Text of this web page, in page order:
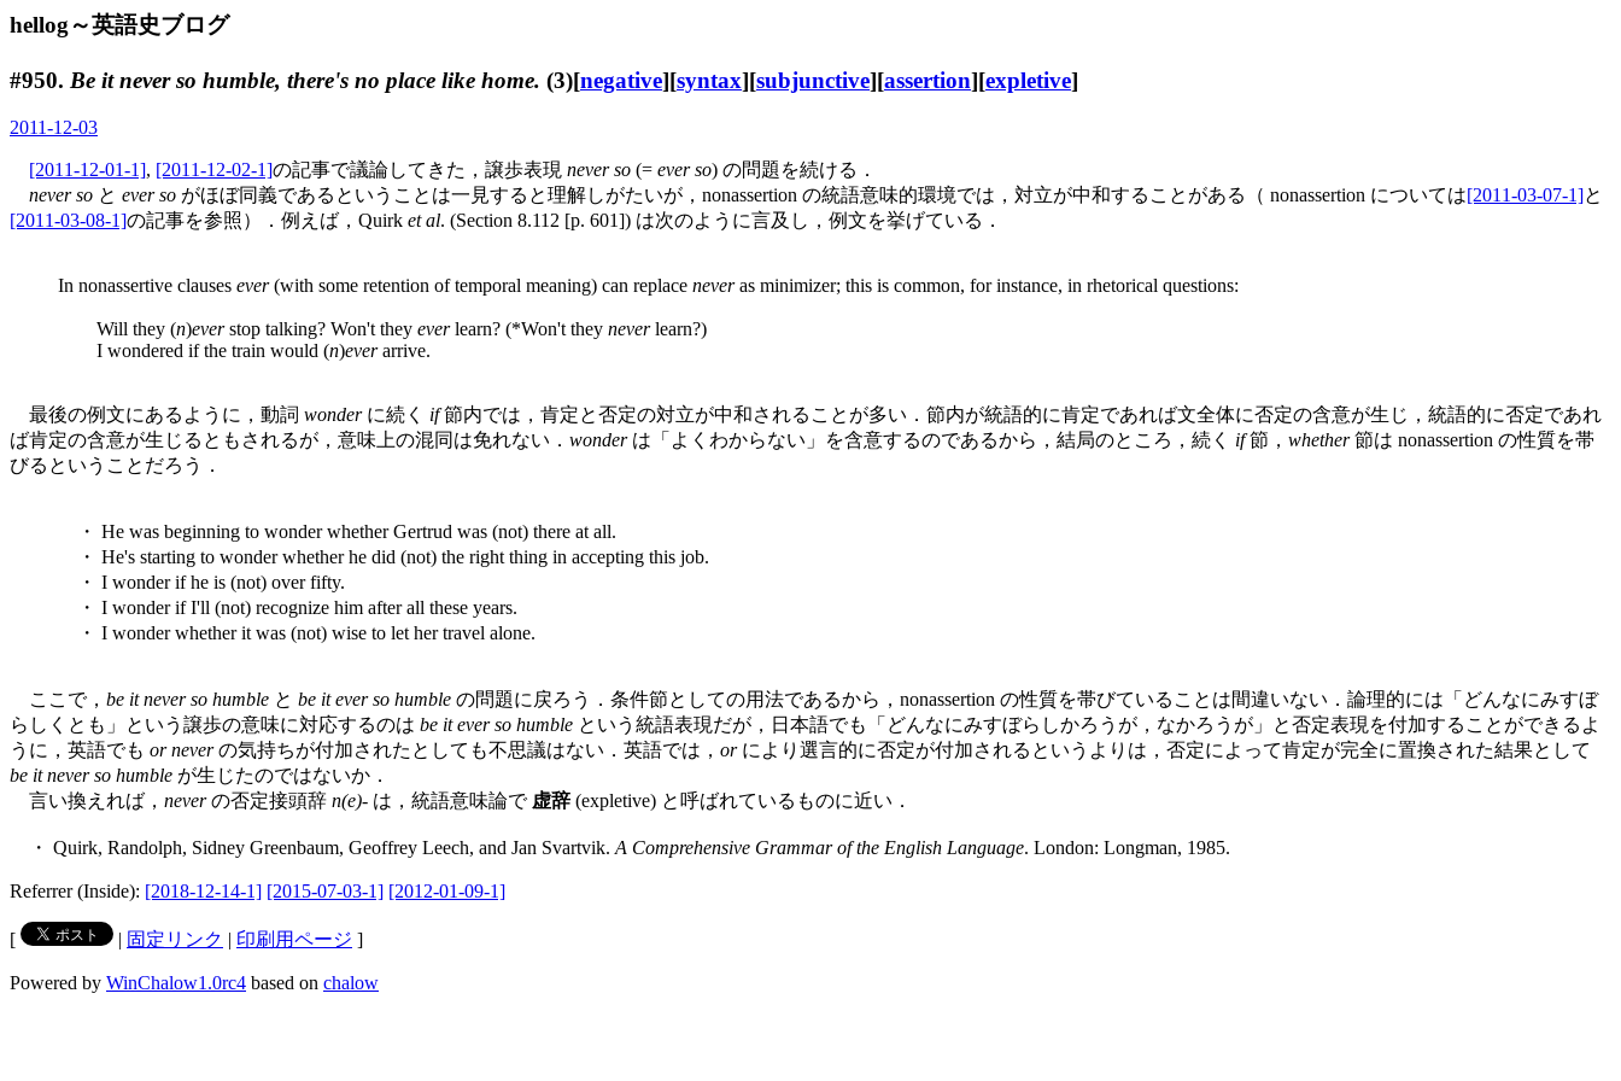
hellog～英語史ブログ
#950. Be it never so humble, there's no place like home. (3)[negative][syntax][subjunctive][assertion][expletive]
2011-12-03
[2011-12-01-1], [2011-12-02-1]の記事で議論してきた，譲歩表現 never so (= ever so) の問題を続ける．
never so と ever so がほぼ同義であるということは一見すると理解しがたいが，nonassertion の統語意味的環境では，対立が中和することがある（ nonassertion については[2011-03-07-1]と
[2011-03-08-1]の記事を参照）．例えば，Quirk et al. (Section 8.112 [p. 601]) は次のように言及し，例文を挙げている．
In nonassertive clauses ever(with some retention of temporal meaning) can replace neveras minimizer; this is common, for instance, in rhetorical questions:
Will they (n)everstop talking? Won't they everlearn? (*Won't they neverlearn?)
I wondered if the train would (n)everarrive.
最後の例文にあるように，動詞 wonderに続く if節内では，肯定と否定の対立が中和されることが多い．節内が統語的に肯定であれば文全体に否定の含意が生じ，統語的に否定であれ
ば肯定の含意が生じるともされるが，意味上の混同は免れない． wonderは「よくわからない」を含意するのであるから，結局のところ，続く if節， whether節は nonassertion の性質を帯
びるということだろう．
・ He was beginning to wonder whether Gertrud was (not) there at all.
・ He's starting to wonder whether he did (not) the right thing in accepting this job.
・ I wonder if he is (not) over fifty.
・ I wonder if I'll (not) recognize him after all these years.
・ I wonder whether it was (not) wise to let her travel alone.
ここで， be it never so humble と be it ever so humble の問題に戻ろう．条件節としての用法であるから，nonassertion の性質を帯びていることは間違いない．論理的には「どんなにみすぼ
らしくとも」という譲歩の意味に対応するのは be it ever so humble という統語表現だが，日本語でも「どんなにみすぼらしかろうが，なかろうが」と否定表現を付加することができるよ
うに，英語でも or neverの気持ちが付加されたとしても不思議はない．英語では， orにより選言的に否定が付加されるというよりは，否定によって肯定が完全に置換された結果として
be it never so humble が生じたのではないか．
言い換えれば， neverの否定接頭辞 n(e)- は，統語意味論で 虚辞 (expletive) と呼ばれているものに近い．
・ Quirk, Randolph, Sidney Greenbaum, Geoffrey Leech, and Jan Svartvik. A Comprehensive Grammar of the English Language. London: Longman, 1985.
Referrer (Inside): [2018-12-14-1] [2015-07-03-1] [2012-01-09-1]
[ | 固定リンク | 印刷用ページ ]
Powered by WinChalow1.0rc4 based on chalow